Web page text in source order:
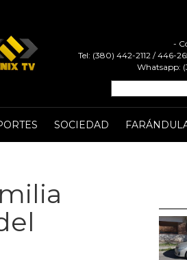
-
Tel: (380) 442-2112 / 446-
Whatsapp:
SOCIEDAD